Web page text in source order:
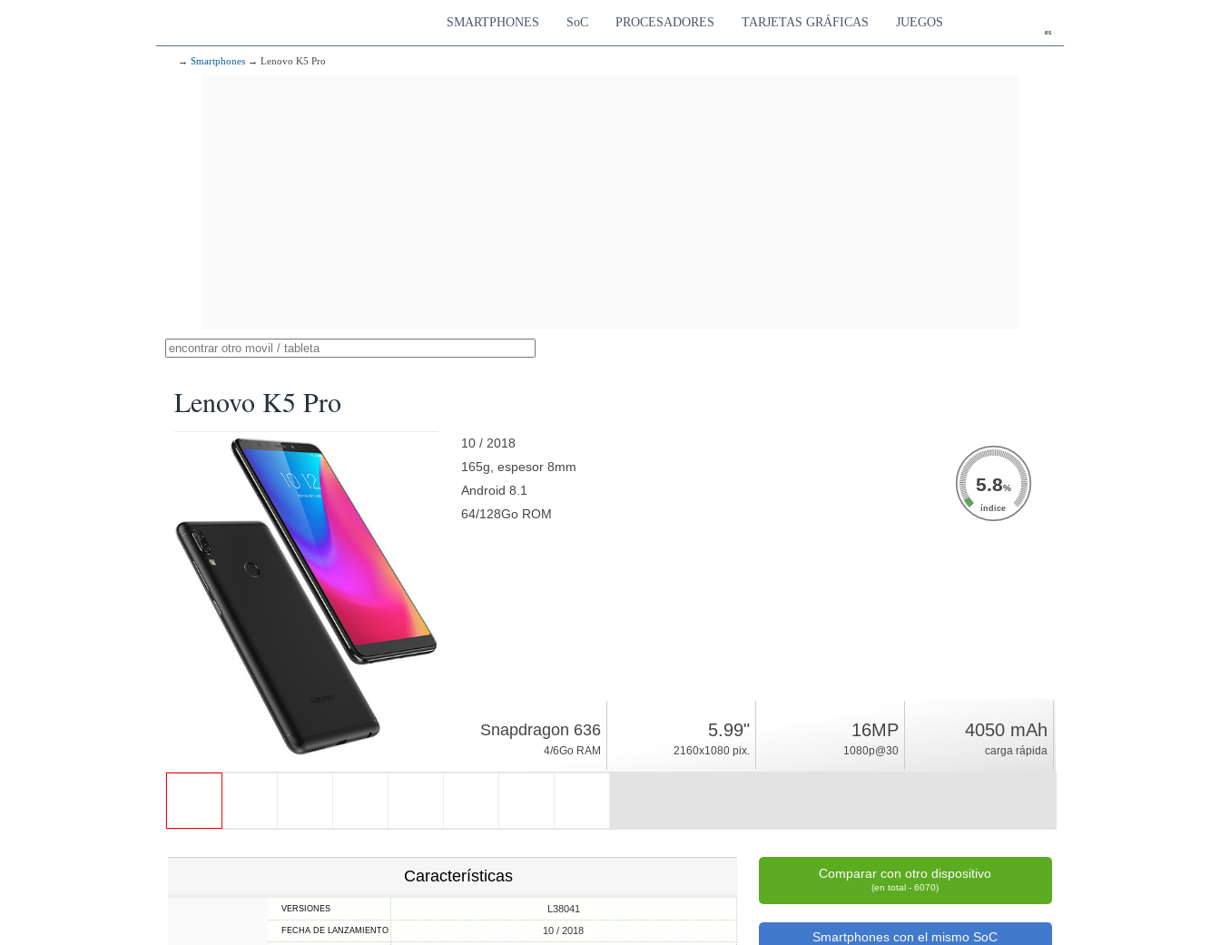
es
SMARTPHONES SoC PROCESADORES TARJETAS GRÁFICAS JUEGOS
→ Smartphones → Lenovo K5 Pro
Lenovo K5 Pro
10 / 2018
165g, espesor 8mm
Android 8.1
64/128Go ROM
5.8%
índice
Snapdragon 636
4/6Go RAM
5.99"
2160x1080 pix.
16MP
1080p@30
4050 mAh
carga rápida
Características
VERSIONES L38041
FECHA DE LANZAMIENTO 10 / 2018
Comparar con otro dispositivo
(en total - 6070)
Smartphones con el mismo SoC